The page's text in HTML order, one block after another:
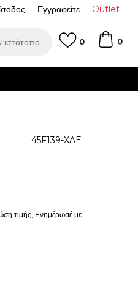
Outlet
Εγγραφείτε
ιστότοπο 0
0
45F139-XAE
τιμής; Ενημέρωσέ με